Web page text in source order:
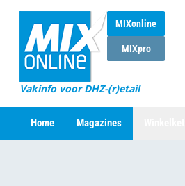
MIXonline
MIXpro
Vakinfo voor DHZ-(r)etail
Home Magazines